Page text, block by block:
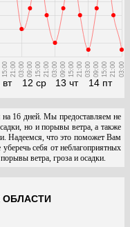
вт
15:00 21:00
12 ср
03:00 09:00 15:00 21:00
13 чт
03:00 09:00 15:00 21:00
14 пт
03:00 09:00 15:00 21:00 03:00
на 16 дней. Мы предоставляем не
но и порывы ветра, а также
Надеемся, что это поможет Вам
себя от неблагоприятных
ветра, гроза и осадки.
ОБЛАСТИ